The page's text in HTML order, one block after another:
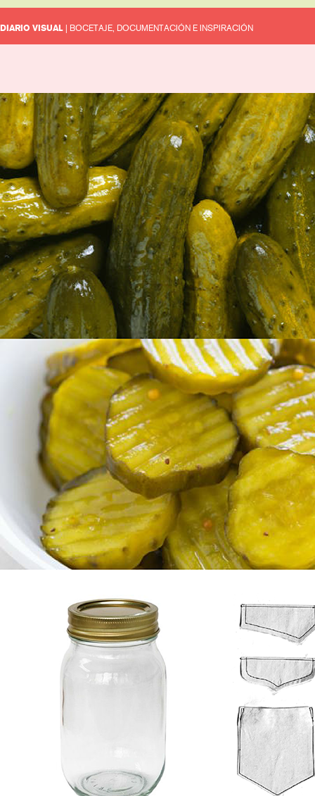
DIARIO VISUAL | BOCETAJE, DOCUMENTACIÓN E INSPIRACIÓN